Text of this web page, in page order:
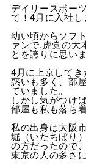
デイリースポー
て！4月に入社し
幼い頃からソフ
ァンで,虎党の大
とを誇りに思い
4月に上京して
惑いも多く、部
ていました。
しかし気がつけ
部屋も私も落ち
私の出身は大阪
堀（いたちぼり
の方だったので
東京の人の多さ